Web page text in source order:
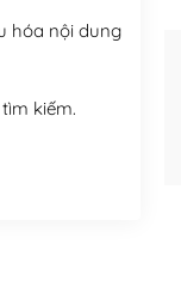
hóa nội dung
kiếm.